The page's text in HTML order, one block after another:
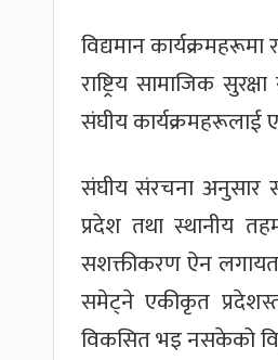
विद्यमान
राष्ट्रिय सामाजिक
संघीय कार्यक्रमहरूलाई
संघीय संरचना अनुसार
प्रदेश तथा स्थानीय
सशक्तीकरण ऐन लगायत
समेट्ने एकीकृत
विकसित भइ नसकेको